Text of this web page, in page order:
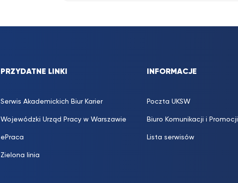
PRZYDATNE LINKI
Serwis Akademickich Biur Karier
Wojewódzki Urząd Pracy w Warszawie
ePraca
Zielona linia
INFORMACJE
Poczta UKSW
Biuro Komunikacji i Promocji
Lista serwisów